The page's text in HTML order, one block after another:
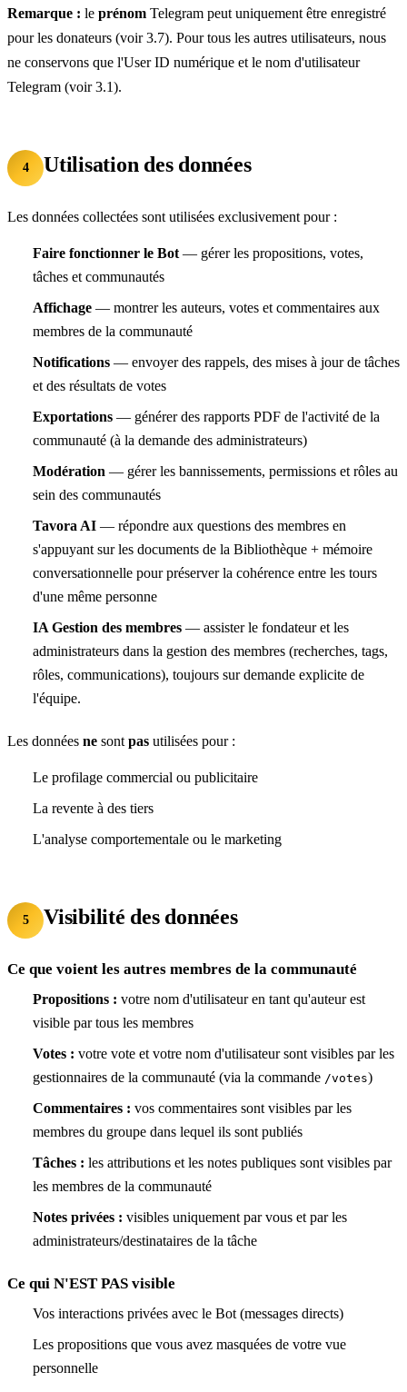
Remarque : le prénom Telegram peut uniquement être enregistré
pour les donateurs (voir 3.7). Pour tous les autres utilisateurs, nous
ne conservons que l'User ID numérique et le nom d'utilisateur
Telegram (voir 3.1).
4 Utilisation des données
Les données collectées sont utilisées exclusivement pour :
Faire fonctionner le Bot — gérer les propositions, votes,
tâches et communautés
Affichage — montrer les auteurs, votes et commentaires aux
membres de la communauté
Notifications — envoyer des rappels, des mises à jour de tâches
et des résultats de votes
Exportations — générer des rapports PDF de l'activité de la
communauté (à la demande des administrateurs)
Modération — gérer les bannissements, permissions et rôles au
sein des communautés
Tavora AI — répondre aux questions des membres en
s'appuyant sur les documents de la Bibliothèque + mémoire
conversationnelle pour préserver la cohérence entre les tours
d'une même personne
IA Gestion des membres — assister le fondateur et les
administrateurs dans la gestion des membres (recherches, tags,
rôles, communications), toujours sur demande explicite de
l'équipe.
Les données ne sont pas utilisées pour :
Le profilage commercial ou publicitaire
La revente à des tiers
L'analyse comportementale ou le marketing
5 Visibilité des données
Ce que voient les autres membres de la communauté
Propositions : votre nom d'utilisateur en tant qu'auteur est
visible par tous les membres
Votes : votre vote et votre nom d'utilisateur sont visibles par les
gestionnaires de la communauté (via la commande /votes)
Commentaires : vos commentaires sont visibles par les
membres du groupe dans lequel ils sont publiés
Tâches : les attributions et les notes publiques sont visibles par
les membres de la communauté
Notes privées : visibles uniquement par vous et par les
administrateurs/destinataires de la tâche
Ce qui N'EST PAS visible
Vos interactions privées avec le Bot (messages directs)
Les propositions que vous avez masquées de votre vue
personnelle